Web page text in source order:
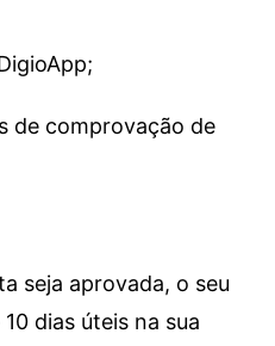
de comprovação de
seja aprovada, o seu
dias úteis na sua